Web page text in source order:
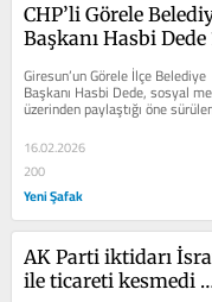
CHP’li Görele
Başkanı Hasbi Dede
çocuğuna cinsel
tacizden tutuklandı!
Giresun’un Görele İlçe Belediye
Başkanı Hasbi Dede, sosyal
üzerinden paylaştığı öne
mesajla ilgili yürütülen...
16.02.2026
200
Yeni Şafak
AK Parti iktidarı
ile ticareti kesmedi